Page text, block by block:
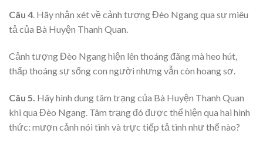
Câu 4. Hãy nhận xét về cảnh tượng Đèo Ngang qua sự miêu
tả của Bà Huyện Thanh Quan.
Cảnh tượng Đèo Ngang hiện lên thoáng đãng mà heo hút,
thấp thoáng sự sống con người nhưng vẫn còn hoang sơ.
Câu 5. Hãy hình dung tâm trạng của Bà Huyện Thanh Quan
khi qua Đèo Ngang. Tâm trạng đó được thể hiện qua hai hình
thức: mượn cảnh nói tình và trực tiếp tả tình như thế nào?